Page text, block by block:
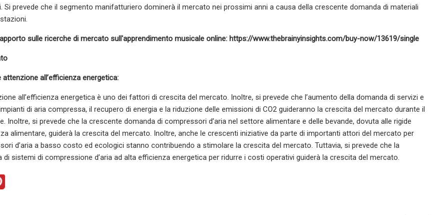
Si prevede che il segmento manifatturiero dominerà il mercato nei prossimi anni a causa della crescente domanda di materiali
sulle ricerche di mercato sull'apprendimento musicale online: https://www.thebrainyinsights.com/buy-now/13619/single
attenzione all’efficienza energetica:
all’efficienza energetica è uno dei fattori di crescita del mercato. Inoltre, si prevede che l’aumento della domanda di servizi e
di aria compressa, il recupero di energia e la riduzione delle emissioni di CO2 guideranno la crescita del mercato durante il
Inoltre, si prevede che la crescente domanda di compressori d’aria nel settore alimentare e delle bevande, dovuta alle rigide
alimentare, guiderà la crescita del mercato. Inoltre, anche le crescenti iniziative da parte di importanti attori del mercato per
d’aria a basso costo ed ecologici stanno contribuendo a stimolare la crescita del mercato. Tuttavia, si prevede che la
sistemi di compressione d’aria ad alta efficienza energetica per ridurre i costi operativi guiderà la crescita del mercato.